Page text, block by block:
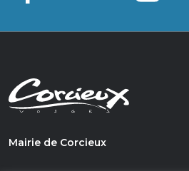
Mairie de Corcieux